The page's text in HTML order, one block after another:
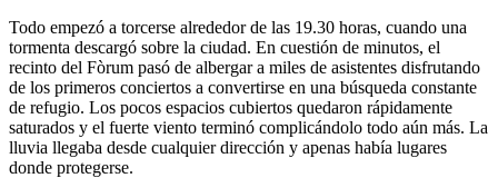
Todo empezó a torcerse alrededor de las 19.30 horas, cuando una
tormenta descargó sobre la ciudad. En cuestión de minutos, el
recinto del Fòrum pasó de albergar a miles de asistentes disfrutando
de los primeros conciertos a convertirse en una búsqueda constante
de refugio. Los pocos espacios cubiertos quedaron rápidamente
saturados y el fuerte viento terminó complicándolo todo aún más. La
lluvia llegaba desde cualquier dirección y apenas había lugares
donde protegerse.